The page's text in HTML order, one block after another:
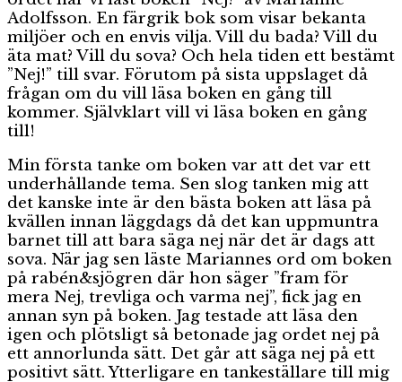
Adolfsson. En färgrik bok som visar bekanta
miljöer och en envis vilja. Vill du bada? Vill du
äta mat? Vill du sova? Och hela tiden ett bestämt
”Nej!” till svar. Förutom på sista uppslaget då
frågan om du vill läsa boken en gång till
kommer. Självklart vill vi läsa boken en gång
till!
Min första tanke om boken var att det var ett
underhållande tema. Sen slog tanken mig att
det kanske inte är den bästa boken att läsa på
kvällen innan läggdags då det kan uppmuntra
barnet till att bara säga nej när det är dags att
sova. När jag sen läste Mariannes ord om boken
på rabén&sjögren där hon säger ”fram för
mera Nej, trevliga och varma nej”, fick jag en
annan syn på boken. Jag testade att läsa den
igen och plötsligt så betonade jag ordet nej på
ett annorlunda sätt. Det går att säga nej på ett
positivt sätt. Ytterligare en tankeställare till mig